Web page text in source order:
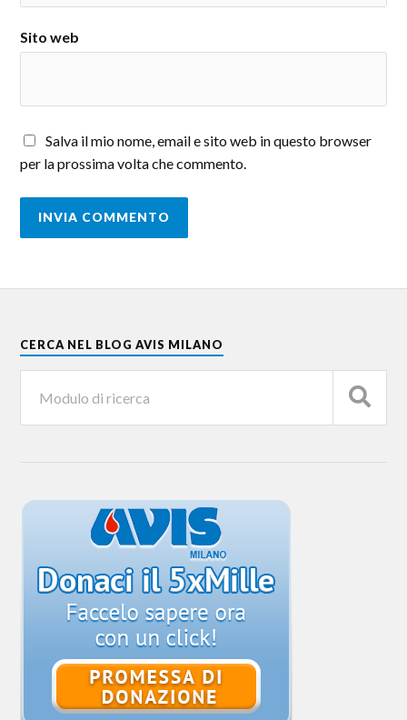
Sito web
Salva il mio nome, email e sito web in questo browser
per la prossima volta che commento.
CERCA NEL BLOG AVIS MILANO